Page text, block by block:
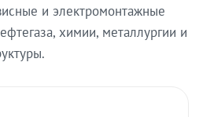
и электромонтажные
химии, металлургии и